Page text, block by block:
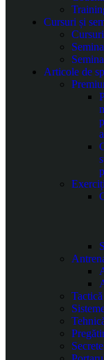
Cursuri și
Articole de
Tactică